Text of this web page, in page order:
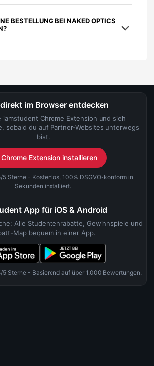
BESTELLUNG BEI NAKED OPTICS
im Browser entdecken
iamstudent Chrome Extension und sieh
sobald du auf Partner-Websites unterwegs
bist.
Chrome Extension installieren
Sterne - Kostenlos, 100% DSGVO-konform in
Sekunden installiert.
App für iOS & Android
Alle Studentenrabatte, Gewinnspiele und
Map bequem in einer App.
5 Sterne - Basierend auf über 1.000 Bewertungen.